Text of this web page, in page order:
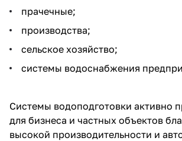
прачечные;
производства;
сельское хозяйство;
системы водоснабжения
Системы водоподготовки активно
для бизнеса и частных объектов
высокой производительности и